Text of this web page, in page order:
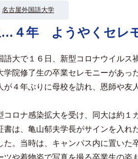
名古屋外国語大学
…４年 ようやくセレ
大で１６日、新型コロナウイルス
学院修了生の卒業セレモニーがあっ
が４年ぶりに母校を訪れ、恩師や友
ロナ感染拡大を受け、同大は約１
書は、亀山郁夫学長がサインを入れ
た。当時は、キャンパス内に置いた
や着物姿で写真を撮る卒業生の姿